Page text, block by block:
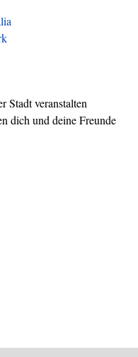
Stadt veranstalten
dich und deine Freunde